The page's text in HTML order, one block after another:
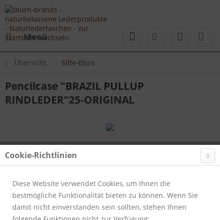
Menü
Übersicht Sifte-Etuis
Pencilcase "BRAZIL PULLUP
RINDLEDER"25-ORIGINAL
Cookie-Richtlinien
Diese Website verwendet Cookies, um Ihnen die
bestmögliche Funktionalität bieten zu können. Wenn Sie
damit nicht einverstanden sein sollten, stehen Ihnen